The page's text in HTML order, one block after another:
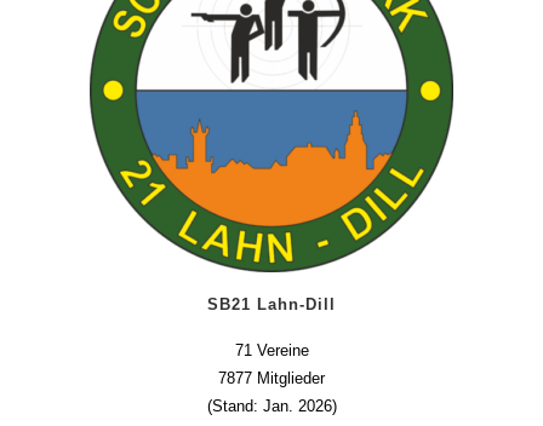
SB21 Lahn-Dill
71 Vereine
7877 Mitglieder
(Stand: Jan. 2026)